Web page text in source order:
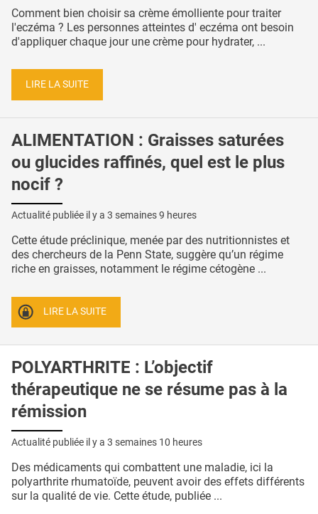
Comment bien choisir sa crème émolliente pour traiter
l'eczéma ? Les personnes atteintes d' eczéma ont besoin
d'appliquer chaque jour une crème pour hydrater, ...
LIRE LA SUITE
ALIMENTATION : Graisses saturées
ou glucides raffinés, quel est le plus
nocif ?
Actualité publiée il y a 3 semaines 9 heures
Cette étude préclinique, menée par des nutritionnistes et
des chercheurs de la Penn State, suggère qu’un régime
riche en graisses, notamment le régime cétogène ...
LIRE LA SUITE
POLYARTHRITE : L’objectif
thérapeutique ne se résume pas à la
rémission
Actualité publiée il y a 3 semaines 10 heures
Des médicaments qui combattent une maladie, ici la
polyarthrite rhumatoïde, peuvent avoir des effets différents
sur la qualité de vie. Cette étude, publiée ...